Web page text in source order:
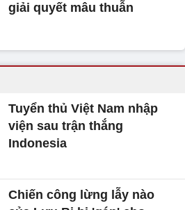
giải quyết mâu thuẫn
Tuyển thủ Việt Nam nhập
viện sau trận thắng
Indonesia
Chiến công lừng lẫy nào